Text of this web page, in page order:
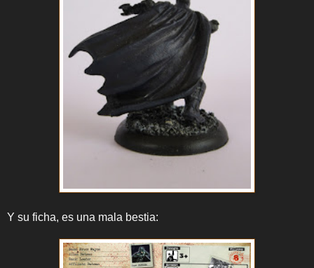
Y su ficha, es una mala bestia: